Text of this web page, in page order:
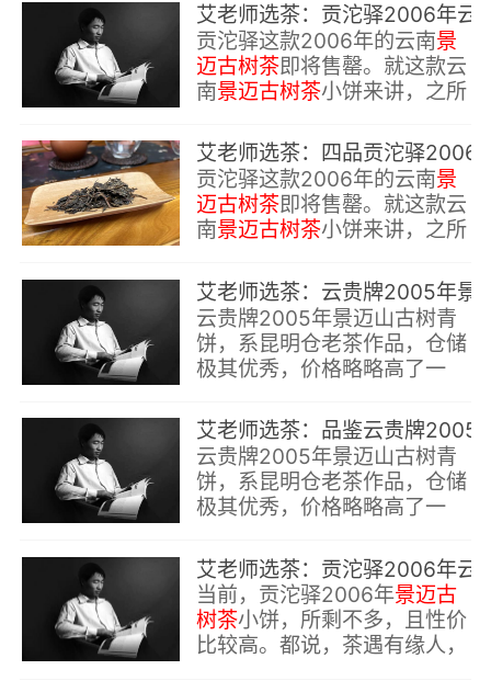
贡沱驿这款2006年的云南景
迈古树茶即将售罄。就这款云
南景迈古树茶小饼来讲，之所
评，主要基于两个点：一是好
喝，二是不贵。
贡沱驿这款2006年的云南景
迈古树茶即将售罄。就这款云
南景迈古树茶小饼来讲，之所
评，主要基于两个点：一是好
喝，二是不贵。
云贵牌2005年景迈山古树青
饼，系昆明仓老茶作品，仓储
极其优秀，价格略略高了一
欢这款景迈山古树青饼的朋
友，可以选购一饼、两饼品
饮。
云贵牌2005年景迈山古树青
饼，系昆明仓老茶作品，仓储
极其优秀，价格略略高了一
欢这款景迈山古树青饼的朋
友，可以选购一饼、两饼品
饮。
当前，贡沱驿2006年景迈古
树茶小饼，所剩不多，且性价
比较高。都说，茶遇有缘人，